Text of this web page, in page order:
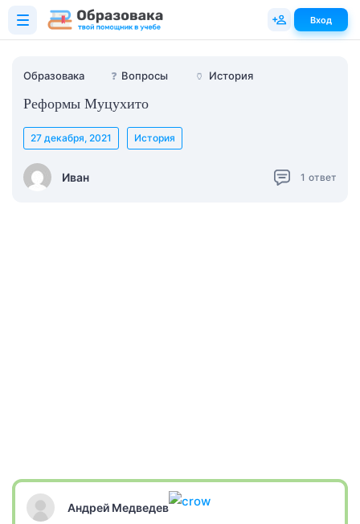
Образовака ❓ Вопросы 🏺 История
Реформы Муцухито
Иван
27 декабря, 2021 История
1 ответ
Андрей Медведев
Вход